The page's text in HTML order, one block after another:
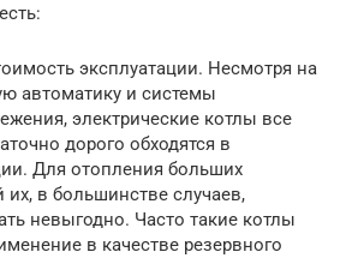
эксплуатации. Несмотря на
автоматику и системы
электрические котлы все
дорого обходятся в
Для отопления больших
в большинстве случаев,
невыгодно. Часто такие котлы
в качестве резервного